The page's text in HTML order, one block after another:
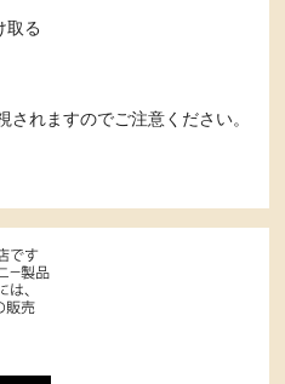
取る
れますのでご注意ください。